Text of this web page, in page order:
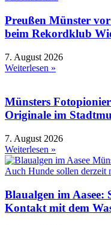
Preußen Münster
beim Rekordklub
7. August 2026
Weiterlesen »
Münsters
Originale im
7. August 2026
Weiterlesen »
Blaualgen im
Kontakt mit dem